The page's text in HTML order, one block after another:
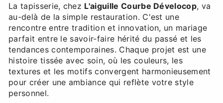
La tapisserie, chez L'aiguille Courbe Dévelocop, va
au-delà de la simple restauration. C'est une
rencontre entre tradition et innovation, un mariage
parfait entre le savoir-faire hérité du passé et les
tendances contemporaines. Chaque projet est une
histoire tissée avec soin, où les couleurs, les
textures et les motifs convergent harmonieusement
pour créer une ambiance qui reflète votre style
personnel.